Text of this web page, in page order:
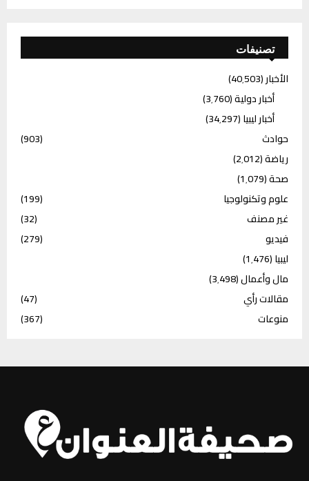
تصنيفات
الأخبار(40٬503)
أخبار دولية(3٬760)
أخبار ليبيا(34٬297)
حوادث
(903)
رياضة(2٬012)
صحة(1٬079)
علوم وتكنولوجيا
(199)
غير مصنف
(32)
فيديو
(279)
ليبيا(1٬476)
مال وأعمال(3٬498)
مقالات رأي
(47)
منوعات
(367)